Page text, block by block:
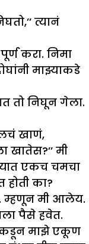
त्यानं
करा. निमा
माझ्याकडे
तो निघून गेला.
खाणं,
मी
एकच चमचा
का?
म्हणून मी आलेय.
पैसे हवेत.
माझे एकूण